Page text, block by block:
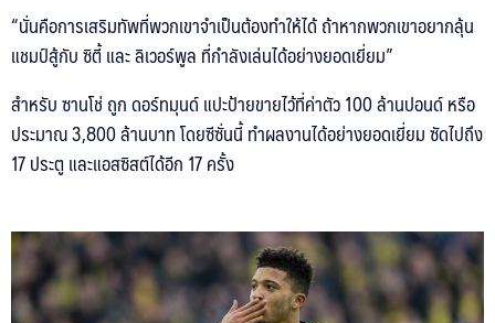
“นั่นคือการเสริมทัพที่พวกเขาจำเป็นต้องทำให้ได้ ถ้าหากพวกเขาอยากลุ้น
แชมป์สู้กับ ซิตี้ และ ลิเวอร์พูล ที่กำลังเล่นได้อย่างยอดเยี่ยม”
สำหรับ ซานโช่ ถูก ดอร์ทมุนด์ แปะป้ายขายไว้ที่ค่าตัว 100 ล้านปอนด์ หรือ
ประมาณ 3,800 ล้านบาท โดยซีซั่นนี้ ทำผลงานได้อย่างยอดเยี่ยม ซัดไปถึง
17 ประตู และแอสซิสต์ได้อีก 17 ครั้ง